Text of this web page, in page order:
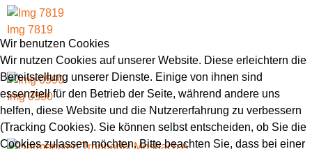
Img 7819
Img 0590
Wir benutzen Cookies
Wir nutzen Cookies auf unserer Website. Diese erleichtern die
Bereitstellung unserer Dienste. Einige von ihnen sind
essenziell für den Betrieb der Seite, während andere uns
helfen, diese Website und die Nutzererfahrung zu verbessern
(Tracking Cookies). Sie können selbst entscheiden, ob Sie die
Cookies zulassen möchten. Bitte beachten Sie, dass bei einer